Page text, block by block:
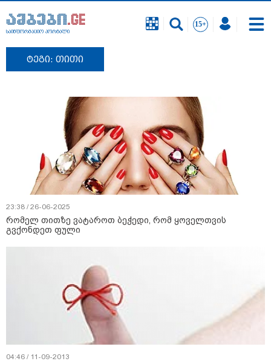
საინფორმაციო პორტალი
ტეგი: თითი
23:38 / 26-06-2025
რომელ თითზე ვატაროთ ბეჭედი, რომ ყოველთვის
გვქონდეთ ფული
04:46 / 11-09-2013